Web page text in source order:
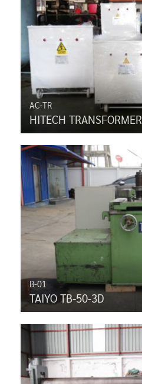
AC-TR
HITECH TRANSFORMER
B-01
TAIYO TB-50-3D